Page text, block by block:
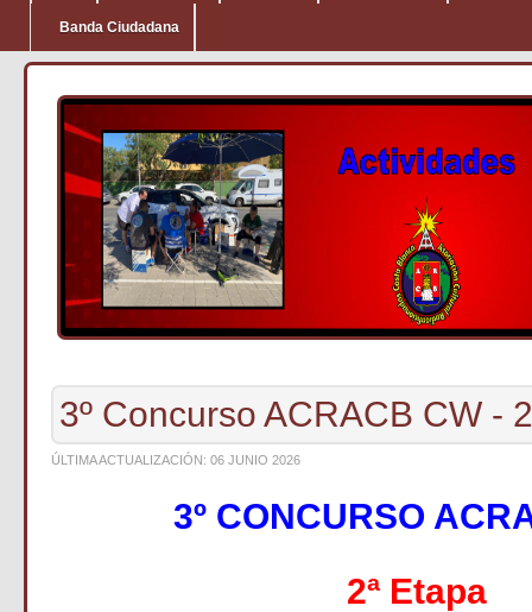
Banda Ciudadana
3º Concurso ACRACB CW -
ÚLTIMA ACTUALIZACIÓN: 06 JUNIO 2026
3º CONCURSO
2ª Etapa